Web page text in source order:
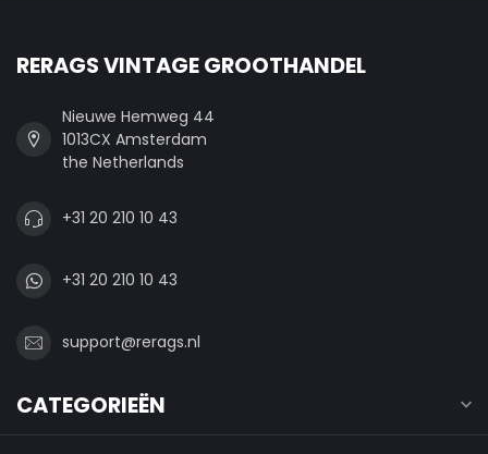
RERAGS VINTAGE GROOTHANDEL
Nieuwe Hemweg 44
1013CX Amsterdam
the Netherlands
+31 20 210 10 43
+31 20 210 10 43
support@rerags.nl
CATEGORIEËN